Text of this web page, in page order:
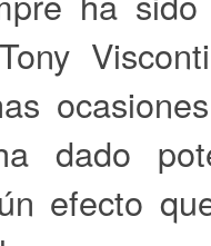
dado
efecto